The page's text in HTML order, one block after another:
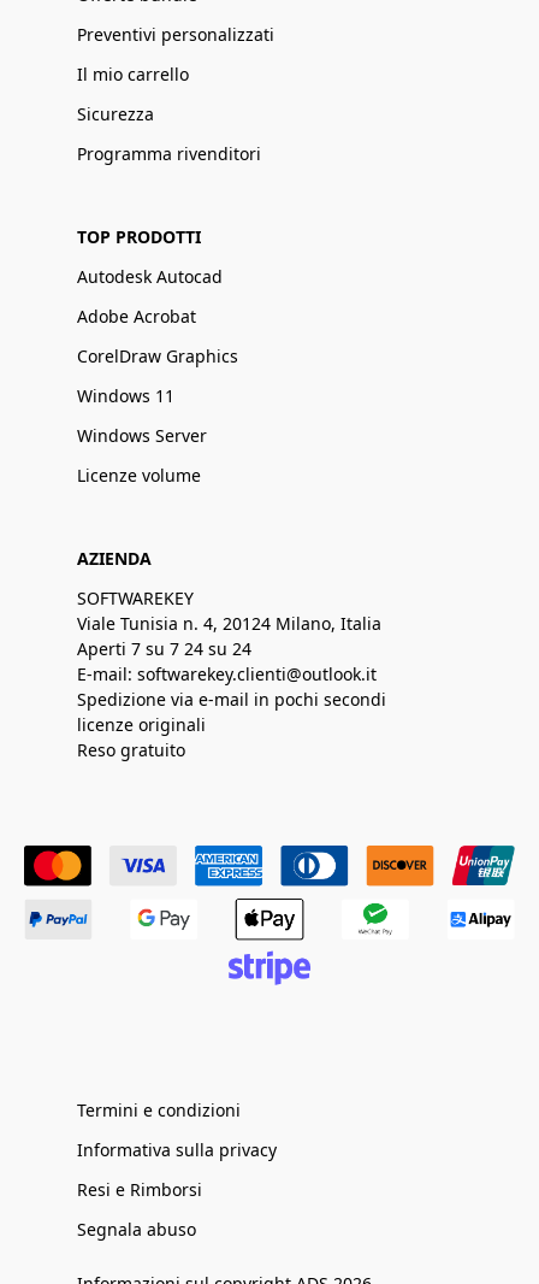
Preventivi personalizzati
Il mio carrello
Sicurezza
Programma rivenditori
TOP PRODOTTI
Autodesk Autocad
Adobe Acrobat
CorelDraw Graphics
Windows 11
Windows Server
Licenze volume
AZIENDA
SOFTWAREKEY
Viale Tunisia n. 4, 20124 Milano, Italia
Aperti 7 su 7 24 su 24
E-mail: softwarekey.clienti@outlook.it
Spedizione via e-mail in pochi secondi
licenze originali
Reso gratuito
Termini e condizioni
Informativa sulla privacy
Resi e Rimborsi
Segnala abuso